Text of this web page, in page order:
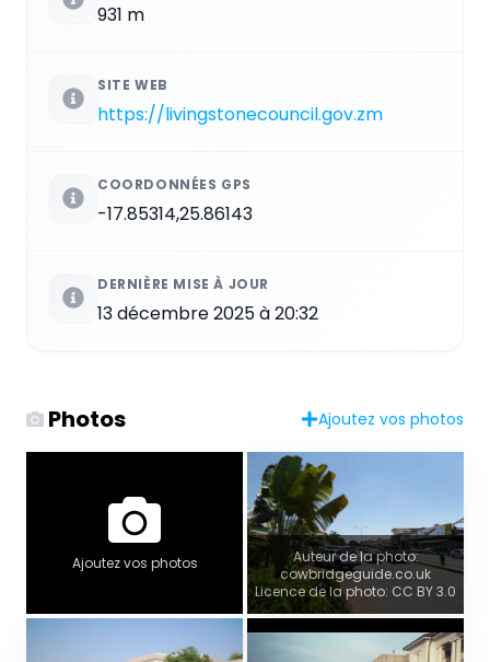
931 m
SITE WEB
https://livingstonecouncil.gov.zm
COORDONNÉES GPS
-17.85314,25.86143
DERNIÈRE MISE À JOUR
13 décembre 2025 à 20:32
Photos Ajoutez vos photos
Ajoutez vos photos
Auteur de la photo:
cowbridgeguide.co.uk
Licence de la photo: CC BY 3.0